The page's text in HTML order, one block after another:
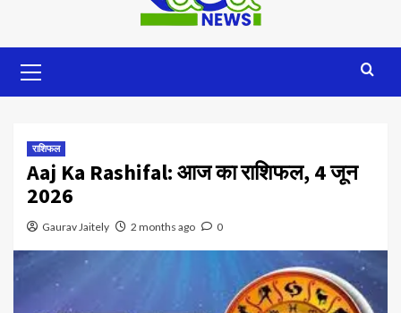
राशिफल
Aaj Ka Rashifal: आज का राशिफल, 4 जून
2026
Gaurav Jaitely 2 months ago 0